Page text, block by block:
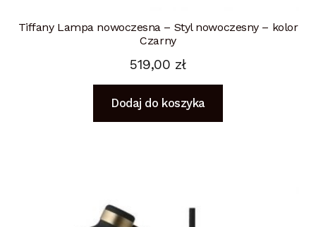
Tiffany Lampa nowoczesna – Styl nowoczesny – kolor
Czarny
519,00 zł
Dodaj do koszyka